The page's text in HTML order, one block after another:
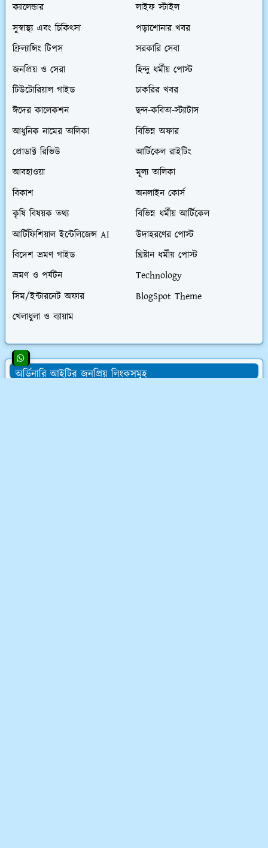
ক্যালেন্ডার
লাইফ স্টাইল
সুস্বাস্থ্য এবং চিকিৎসা
পড়াশোনার খবর
ফ্রিল্যান্সিং টিপস
সরকারি সেবা
জনপ্রিয় ও সেরা
হিন্দু ধর্মীয় পোস্ট
টিউটোরিয়াল গাইড
চাকরির খবর
ঈদের কালেকশন
ছন্দ-কবিতা-স্ট্যাটাস
আধুনিক নামের তালিকা
বিভিন্ন অফার
প্রোডাক্ট রিভিউ
আর্টিকেল রাইটিং
আবহাওয়া
মূল্য তালিকা
বিকাশ
অনলাইন কোর্স
কৃষি বিষয়ক তথ্য
বিভিন্ন ধর্মীয় আর্টিকেল
আর্টিফিশিয়াল ইন্টেলিজেন্স AI
উদাহরণের পোস্ট
বিদেশ ভ্রমণ গাইড
খ্রিষ্টান ধর্মীয় পোস্ট
ভ্রমণ ও পর্যটন
Technology
সিম/ইন্টারনেট অফার
BlogSpot Theme
খেলাধুলা ও ব্যায়াম
অর্ডিনারি আইটির জনপ্রিয় লিংকসমূহ